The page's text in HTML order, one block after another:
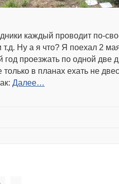
каждый проводит по-
Ну а я что? Я поехал 2
проезжать по одной две
в планах ехать не
Далее…